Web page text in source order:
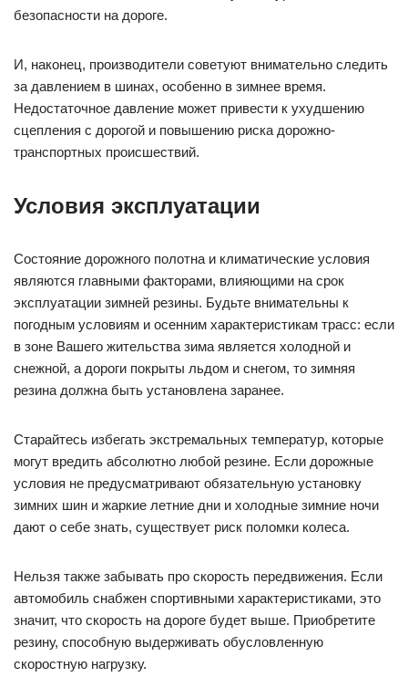
безопасности на дороге.
И, наконец, производители советуют внимательно следить
за давлением в шинах, особенно в зимнее время.
Недостаточное давление может привести к ухудшению
сцепления с дорогой и повышению риска дорожно-
транспортных происшествий.
Условия эксплуатации
Состояние дорожного полотна и климатические условия
являются главными факторами, влияющими на срок
эксплуатации зимней резины. Будьте внимательны к
погодным условиям и осенним характеристикам трасс: если
в зоне Вашего жительства зима является холодной и
снежной, а дороги покрыты льдом и снегом, то зимняя
резина должна быть установлена заранее.
Старайтесь избегать экстремальных температур, которые
могут вредить абсолютно любой резине. Если дорожные
условия не предусматривают обязательную установку
зимних шин и жаркие летние дни и холодные зимние ночи
дают о себе знать, существует риск поломки колеса.
Нельзя также забывать про скорость передвижения. Если
автомобиль снабжен спортивными характеристиками, это
значит, что скорость на дороге будет выше. Приобретите
резину, способную выдерживать обусловленную
скоростную нагрузку.